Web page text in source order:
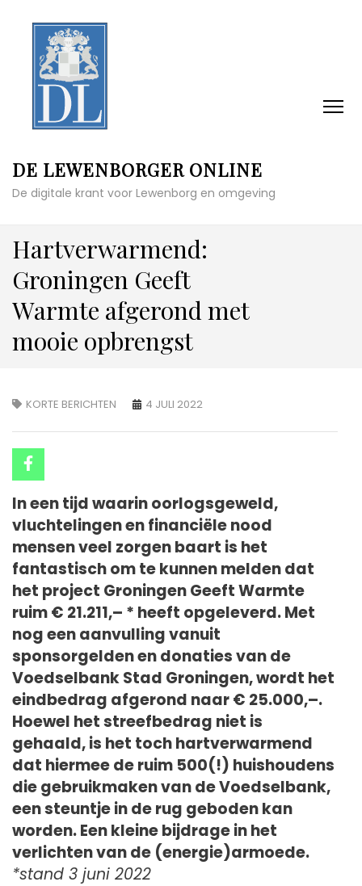
DE LEWENBORGER ONLINE
De digitale krant voor Lewenborg en omgeving
Hartverwarmend:
Groningen Geeft
Warmte afgerond met
mooie opbrengst
KORTE BERICHTEN 4 JULI 2022
In een tijd waarin oorlogsgeweld,
vluchtelingen en financiële nood
mensen veel zorgen baart is het
fantastisch om te kunnen melden dat
het project Groningen Geeft Warmte
ruim € 21.211,– * heeft opgeleverd. Met
nog een aanvulling vanuit
sponsorgelden en donaties van de
Voedselbank Stad Groningen, wordt het
eindbedrag afgerond naar € 25.000,–.
Hoewel het streefbedrag niet is
gehaald, is het toch hartverwarmend
dat hiermee de ruim 500(!) huishoudens
die gebruikmaken van de Voedselbank,
een steuntje in de rug geboden kan
worden. Een kleine bijdrage in het
verlichten van de (energie)armoede.
*stand 3 juni 2022